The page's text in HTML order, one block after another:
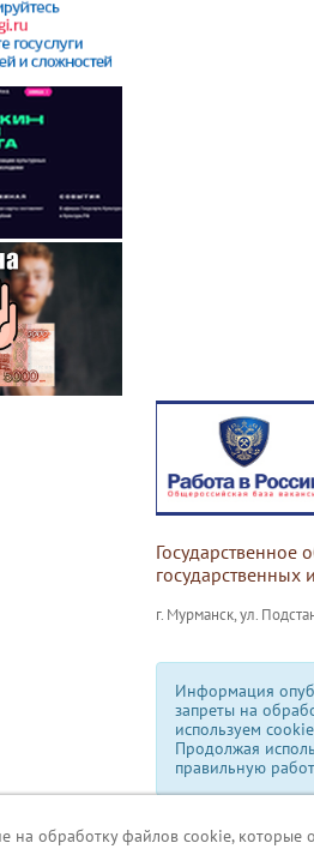
государственных
г. Мурманск, ул.
Информация
запреты на
используем
Продолжая
правильную
на обработку файлов cookie, которые